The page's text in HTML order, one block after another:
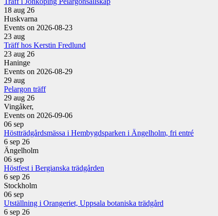
18 aug 26
Huskvarna
Events on 2026-08-23
23 aug
Träff hos Kerstin Fredlund
23 aug 26
Haninge
Events on 2026-08-29
29 aug
Pelargon träff
29 aug 26
Vingåker,
Events on 2026-09-06
06 sep
Höstträdgårdsmässa i Hembygdsparken i Ängelholm, fri entré
6 sep 26
Ängelholm
06 sep
Höstfest i Bergianska trädgården
6 sep 26
Stockholm
06 sep
Utställning i Orangeriet, Uppsala botaniska trädgård
6 sep 26